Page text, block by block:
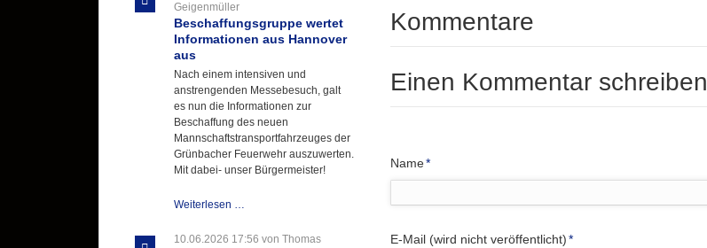
Kommentare
Einen Kommentar schreiben
Pflichtfeld
Name*
Pflichtfeld
E-Mail (wird nicht veröffentlicht)*
Geigenmüller
Beschaffungsgruppe wertet
Informationen aus Hannover
aus
Nach einem intensiven und
anstrengenden Messebesuch, galt
es nun die Informationen zur
Beschaffung des neuen
Mannschaftstransportfahrzeuges der
Grünbacher Feuerwehr auszuwerten.
Mit dabei- unser Bürgermeister!
Weiterlesen …
Informationen
10.06.2026 17:56 von Thomas